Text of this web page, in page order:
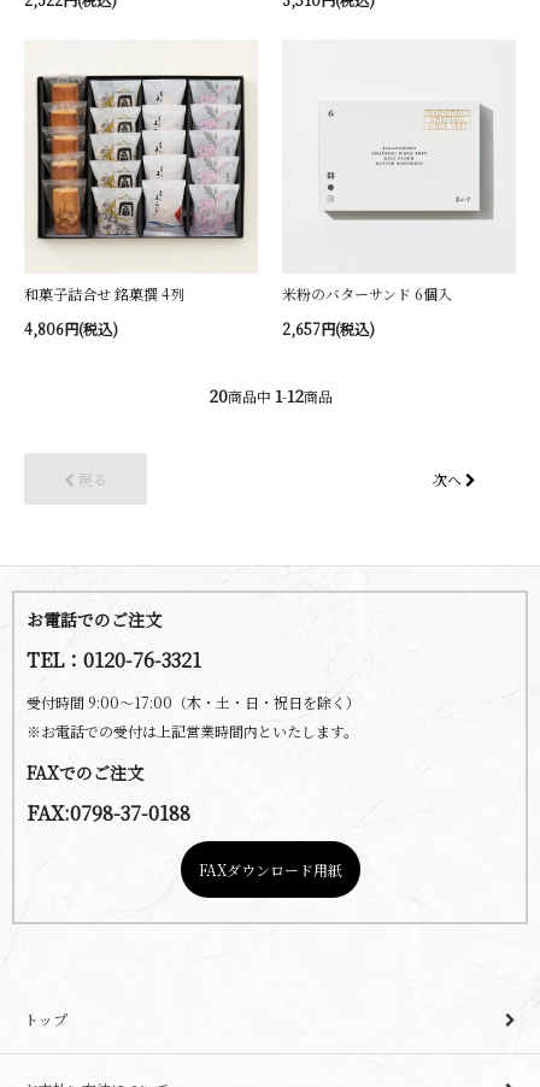
和菓子詰合せ 銘菓撰 4列
4,806円(税込)
米粉のバターサンド 6個入
2,657円(税込)
20商品中 1-12商品
戻る 次へ
お電話でのご注文
TEL：0120-76-3321
受付時間 9:00～17:00（木・土・日・祝日を除く）
※お電話での受付は上記営業時間内といたします。
FAXでのご注文
FAX:0798-37-0188
FAXダウンロード用紙
トップ